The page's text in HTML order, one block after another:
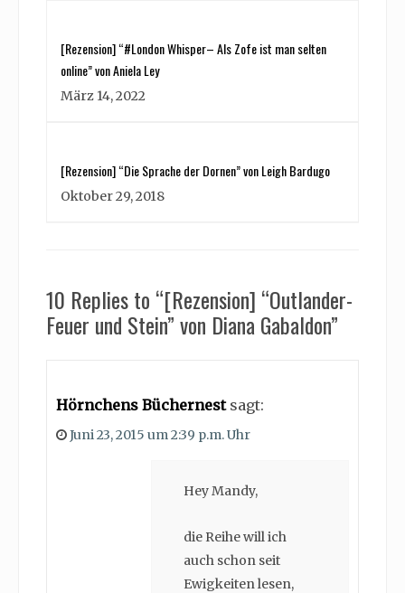
[Rezension] “#London Whisper– Als Zofe ist man selten
online” von Aniela Ley
März 14, 2022
[Rezension] “Die Sprache der Dornen” von Leigh Bardugo
Oktober 29, 2018
10 Replies to “[Rezension] “Outlander-
Feuer und Stein” von Diana Gabaldon”
Hörnchens Büchernest sagt:
Juni 23, 2015 um 2:39 p.m. Uhr
Hey Mandy,
die Reihe will ich
auch schon seit
Ewigkeiten lesen,